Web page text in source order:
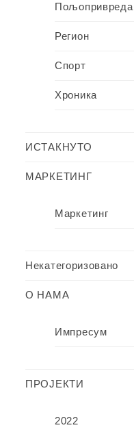
Пољопривреда
Регион
Спорт
Хроника
ИСТАКНУТО
МАРКЕТИНГ
Маркетинг
Некатегоризовано
О НАМА
Импресум
ПРОЈЕКТИ
2022